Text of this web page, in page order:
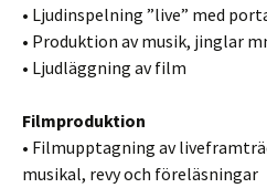
• Ljudinspelning ”live” med
• Produktion av musik, jinglar
• Ljudläggning av film
Filmproduktion
• Filmupptagning av
musikal, revy och föreläsningar